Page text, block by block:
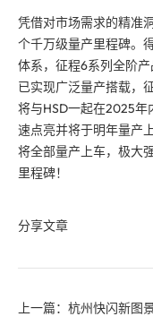
凭借对市场需求的精准
个千万级量产里程碑。
体系，征程6系列全阶
已实现广泛量产搭载，
将与HSD一起在2025年
速点亮并将于明年量产
将全部量产上车，极大
里程碑！
分享文章
上一篇：杭州快闪新图